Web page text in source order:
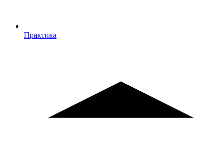
Практика
Практика